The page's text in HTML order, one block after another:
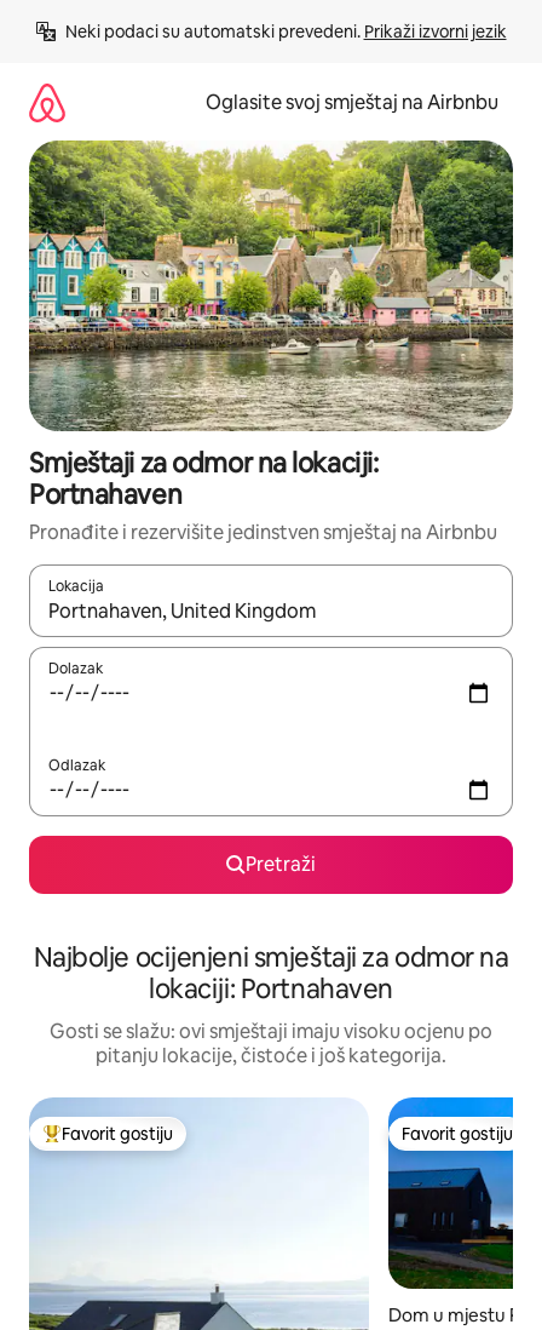
Neki podaci su automatski prevedeni. Prikaži izvorni jezik
Oglasite svoj smještaj na Airbnbu
Smještaji za odmor na lokaciji:
Portnahaven
Pronađite i rezervišite jedinstven smještaj na Airbnbu
Lokacija
Kad rezultati budu dostupni, krećite se gore i dolje pomoću
Dolazak
Odlazak
Pretraži
Najbolje ocijenjeni smještaji za odmor na
lokaciji: Portnahaven
Gosti se slažu: ovi smještaji imaju visoku ocjenu po
pitanju lokacije, čistoće i još kategorija.
Glavni favorit gostiju
Favorit gostiju Favorit gostiju
Favorit gostiju
Dom u mjestu